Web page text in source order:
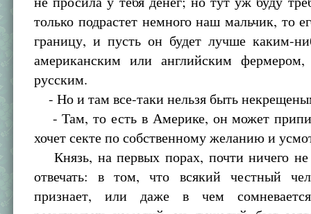
только подрастет немного наш мальчик, то
границу, и пусть он будет лучше каким-
американским или английским
русским.
- Но и там все-таки нельзя быть
- Там, то есть в Америке, он может
хочет секте по собственному желанию и
Князь, на первых порах, почти ничего
отвечать: в том, что всякий честный
признает, или даже в чем